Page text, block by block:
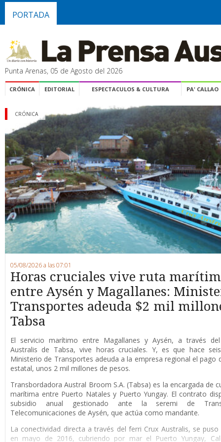
PORTADA
Punta Arenas, 05 de Agosto del 2026
CRÓNICA EDITORIAL ESPECTACULOS & CULTURA PA' CALLAO
CRÓNICA
05/08/2026 a las 07:01
Horas cruciales vive ruta
entre Aysén y Magallanes:
Transportes adeuda $2 mil
Tabsa
El servicio marítimo entre Magallanes y Aysén, a través
Australis de Tabsa, vive horas cruciales. Y, es que hace
Ministerio de Transportes adeuda a la empresa regional el pago
estatal, unos 2 mil millones de pesos.
Transbordadora Austral Broom S.A. (Tabsa) es la encargada de
marítima entre Puerto Natales y Puerto Yungay. El contrato
subsidio anual gestionado ante la seremi de
Telecomunicaciones de Aysén, que actúa como mandante.
La conectividad directa a través del ferri Crux Australis, se
en mayo de 2016, cubriendo por mar el Puerto Yungay,